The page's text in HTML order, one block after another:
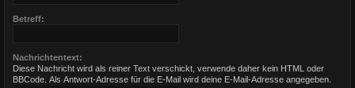
Betreff:
Nachrichtentext:
Diese Nachricht wird als reiner Text verschickt, verwende daher kein HTML oder
BBCode. Als Antwort-Adresse für die E-Mail wird deine E-Mail-Adresse angegeben.